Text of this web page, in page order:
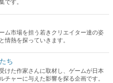
ム市場を担う若きクリエイター達の姿
情熱を探っていきます。
ち
けた作家さんに取材し、ゲームが日本
チャーに与えた影響を探る企画です。